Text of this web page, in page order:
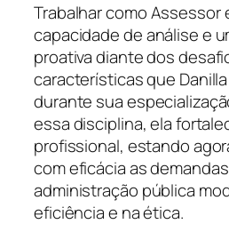
Trabalhar como Assessor
capacidade de análise e
proativa diante dos
características que
durante sua
essa disciplina, ela
profissional, estando
com eficácia as
administração pública
eficiência e na ética.